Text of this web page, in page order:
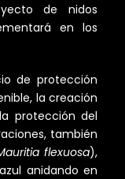
de nidos
en los
de protección
la creación
protección del
también
flexuosa),
anidando en